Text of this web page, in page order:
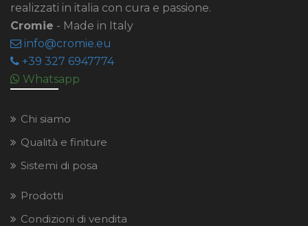
realizzati in italia con cura e passione.
Cromie - Made in Italy
info
cromie eu
+39 327 6947774
Whatsapp
Chi siamo
Qualità e finiture
Sistemi di posa
Prodotti
Condizioni di vendita